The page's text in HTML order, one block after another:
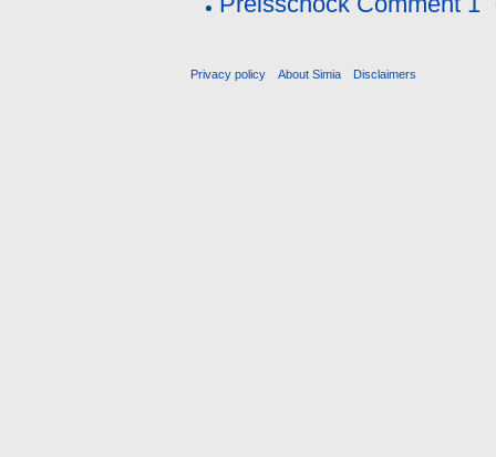
Privacy policy About Simia Disclaimers